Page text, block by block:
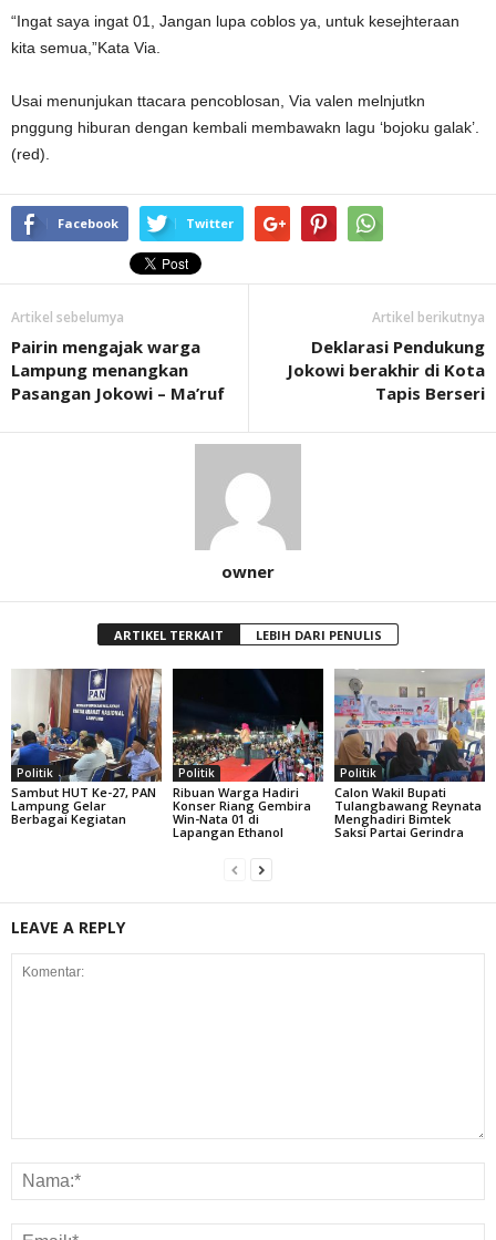
“Ingat saya ingat 01, Jangan lupa coblos ya, untuk kesejhteraan
kita semua,”Kata Via.
Usai menunjukan ttacara pencoblosan, Via valen melnjutkn
pnggung hiburan dengan kembali membawakn lagu ‘bojoku galak’.
(red).
Facebook Twitter
Artikel sebelumya
Pairin mengajak warga
Lampung menangkan
Pasangan Jokowi – Ma’ruf
Artikel berikutnya
Deklarasi Pendukung
Jokowi berakhir di Kota
Tapis Berseri
owner
ARTIKEL TERKAIT LEBIH DARI PENULIS
Politik
Sambut HUT Ke-27, PAN
Lampung Gelar
Berbagai Kegiatan
Politik
Ribuan Warga Hadiri
Konser Riang Gembira
Win-Nata 01 di
Lapangan Ethanol
Politik
Calon Wakil Bupati
Tulangbawang Reynata
Menghadiri Bimtek
Saksi Partai Gerindra
LEAVE A REPLY